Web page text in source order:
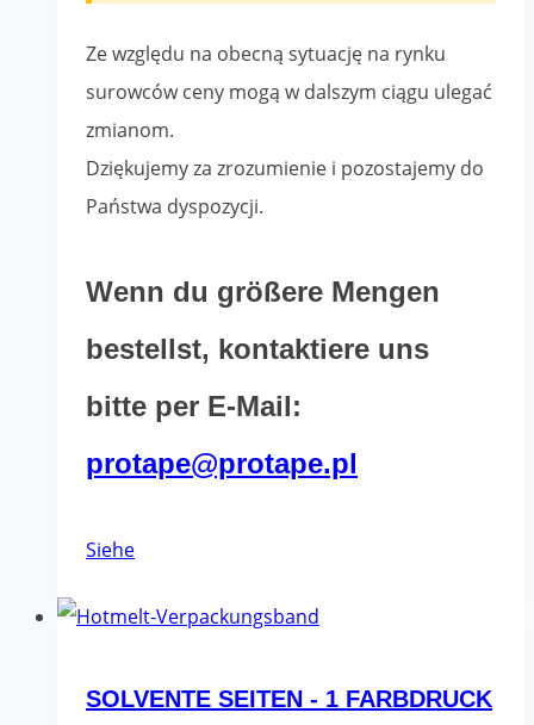
Ze względu na obecną sytuację na rynku
surowców ceny mogą w dalszym ciągu ulegać
zmianom.
Dziękujemy za zrozumienie i pozostajemy do
Państwa dyspozycji.
Wenn du größere Mengen
bestellst, kontaktiere uns
bitte per E-Mail:
protape@protape.pl
SieheDieses
hat
Varianten.
SOLVENTE SEITEN - 1 FARBDRUCK